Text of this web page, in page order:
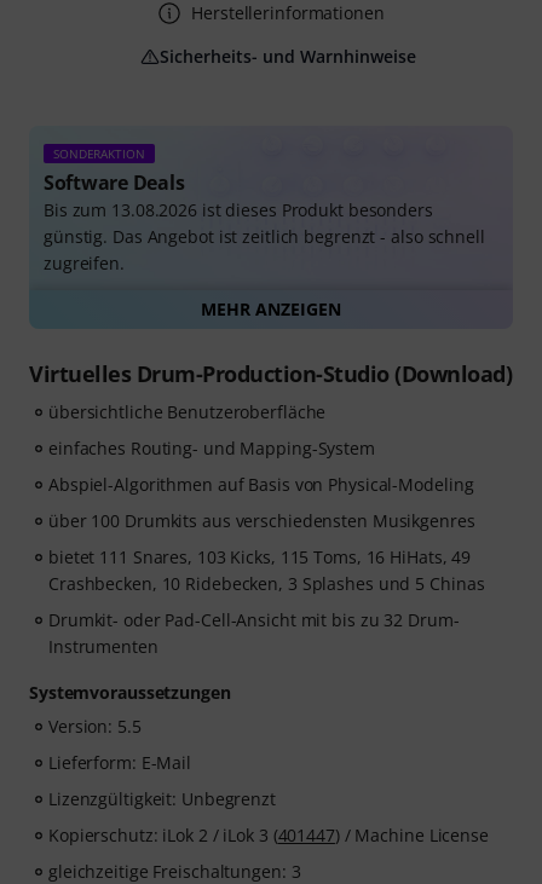
SONDERAKTION
Software Deals
Bis zum 13.08.2026 ist dieses Produkt besonders
günstig. Das Angebot ist zeitlich begrenzt - also schnell
zugreifen.
Alle Software Deals auf einen Blick
MEHR ANZEIGEN
Virtuelles Drum-Production-Studio (Download)
übersichtliche Benutzeroberfläche
einfaches Routing- und Mapping-System
Abspiel-Algorithmen auf Basis von Physical-Modeling
über 100 Drumkits aus verschiedensten Musikgenres
bietet 111 Snares, 103 Kicks, 115 Toms, 16 HiHats, 49
Crashbecken, 10 Ridebecken, 3 Splashes und 5 Chinas
Drumkit- oder Pad-Cell-Ansicht mit bis zu 32 Drum-
Instrumenten
Systemvoraussetzungen
Version: 5.5
Lieferform: E-Mail
Lizenzgültigkeit: Unbegrenzt
Kopierschutz: iLok 2 / iLok 3 (401447) / Machine License
gleichzeitige Freischaltungen: 3
Herstellerinformationen
Sicherheits- und Warnhinweise